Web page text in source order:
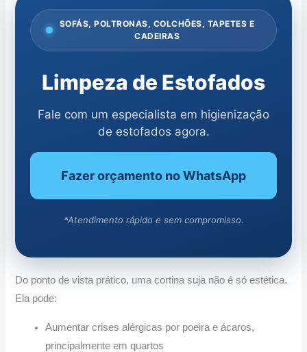
SOFÁS, POLTRONAS, COLCHÕES, TAPETES E
CADEIRAS
Limpeza de Estofados
Fale com um especialista em higienização
de estofados agora.
Fazer orçamento no WhatsApp
*Atendimento rápido e sem compromisso.
Do ponto de vista prático, uma cortina suja não é só estética.
Ela pode:
Aumentar crises alérgicas por poeira e ácaros,
principalmente em quartos